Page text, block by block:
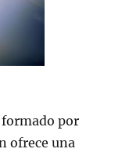
formado por
ofrece una